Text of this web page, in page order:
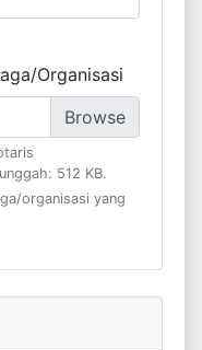
Organisasi
512 KB.
organisasi yang